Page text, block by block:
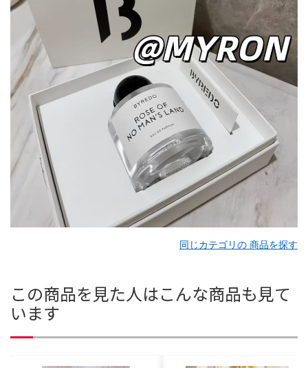
同じカテゴリの 商品を探す
この商品を見た人はこんな商品も見て
います